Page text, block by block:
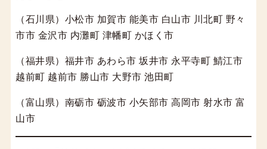
（石川県）小松市 加賀市 能美市 白山市 川北町 野々
市市 金沢市 内灘町 津幡町 かほく市
（福井県）福井市 あわら市 坂井市 永平寺町 鯖江市
越前町 越前市 勝山市 大野市 池田町
（富山県）南砺市 砺波市 小矢部市 高岡市 射水市 富
山市